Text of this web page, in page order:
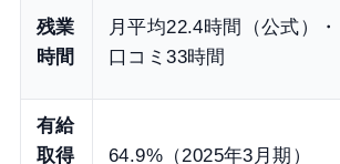
残業
時間
月平均22.4時間（公式）・
口コミ33時間
有給
取得
64.9%（2025年3月期）